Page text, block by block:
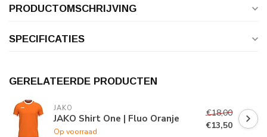
PRODUCTOMSCHRIJVING
SPECIFICATIES
GERELATEERDE PRODUCTEN
JAKO
JAKO Shirt One | Fluo Oranje
Op voorraad
€18,00
€13,50